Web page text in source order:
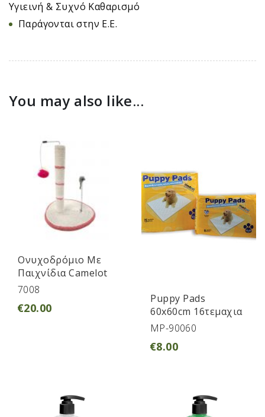
Υγιεινή & Συχνό Καθαρισμό
Παράγονται στην Ε.Ε.
You may also like...
Ονυχοδρόμιο Με
Παιχνίδια Camelot
7008
€20.00
Puppy Pads
60x60cm 16τεμαχια
MP-90060
€8.00